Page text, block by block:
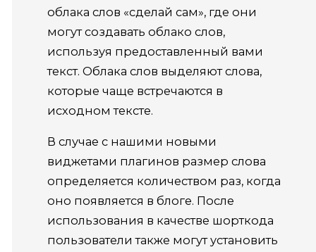
облака слов «сделай сам», где они
могут создавать облако слов,
используя предоставленный вами
текст. Облака слов выделяют слова,
которые чаще встречаются в
исходном тексте.
В случае с нашими новыми
виджетами плагинов размер слова
определяется количеством раз, когда
оно появляется в блоге. После
использования в качестве шорткода
пользователи также могут установить